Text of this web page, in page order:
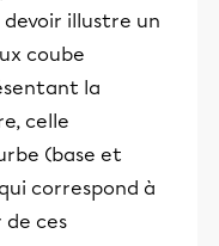
devoir illustre un
coube
la
celle
(base et
correspond à
ces